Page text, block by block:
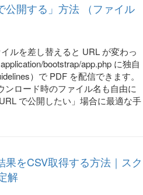
公開する」方法 （ファイル
ルを差し替えると URL が変わっ
bootstrap/app.php に独自
）で PDF を配信できます。
ロード時のファイル名も自由に
で公開したい」場合に最適な手
果をCSV取得する方法｜スク
解